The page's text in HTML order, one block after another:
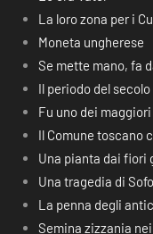
La loro zona per i
Moneta ungherese
Se mette mano, fa
Il periodo del secolo
Fu uno dei
Il Comune toscano
Una pianta dai fiori
Una tragedia di
La penna degli
Semina zizzania